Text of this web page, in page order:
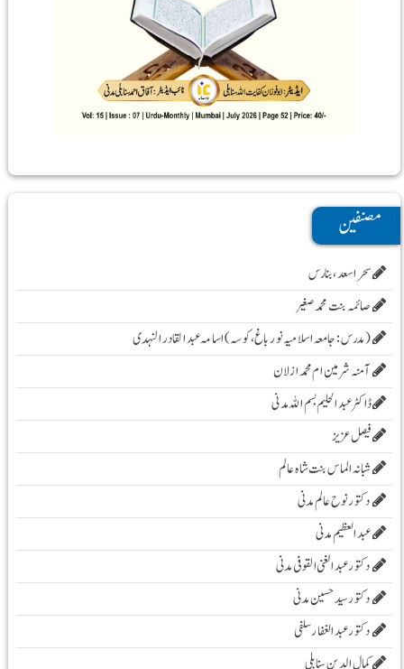
مصنفین
سحر اسعد ،بنارس
صائمہ بنت محمد صغیر
( مدرس :جامعہ اسلامیہ نور باغ، کوسہ )اسامہ عبد القادر النہدی
آمنہ شرمین ام محمد ازلان
ڈاکٹر عبد الحلیم بسم اللہ مدنی
فیصل عزیز
شبانہ الماس بنت شاہ عالم
دکتور نوح عالم مدنی
عبد العظیم مدنی
دکتور عبد الغنی القوفی مدنی
دکتور سید حسین مدنی
دکتور عبدالغفار سلفی
کمال الدین سنابلی